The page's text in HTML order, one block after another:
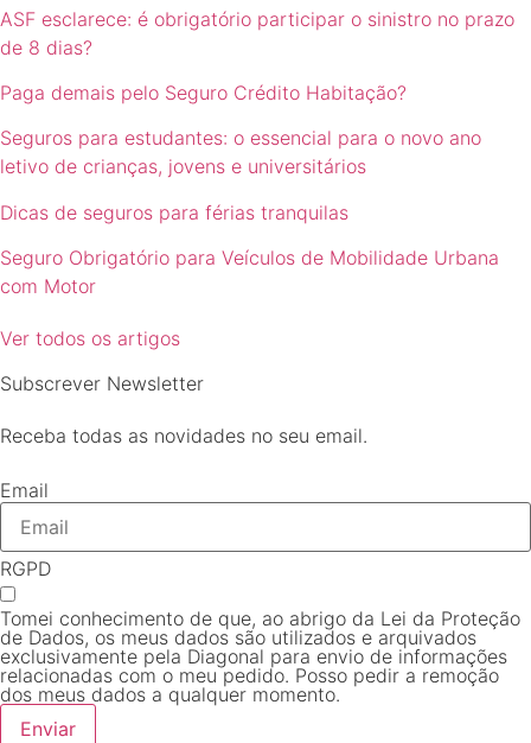
ASF esclarece: é obrigatório participar o sinistro no prazo
de 8 dias?
Paga demais pelo Seguro Crédito Habitação?
Seguros para estudantes: o essencial para o novo ano
letivo de crianças, jovens e universitários
Dicas de seguros para férias tranquilas
Seguro Obrigatório para Veículos de Mobilidade Urbana
com Motor
Ver todos os artigos
Subscrever Newsletter
Receba todas as novidades no seu email.
Email
RGPD
Tomei conhecimento de que, ao abrigo da Lei da Proteção
de Dados, os meus dados são utilizados e arquivados
exclusivamente pela Diagonal para envio de informações
relacionadas com o meu pedido. Posso pedir a remoção
dos meus dados a qualquer momento.
Enviar